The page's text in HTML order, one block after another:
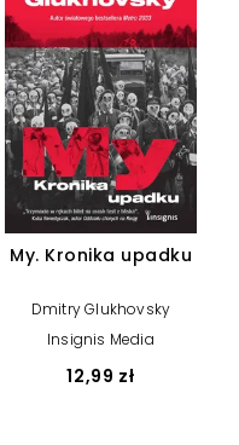
My. Kronika upadku
Dmitry Glukhovsky
Insignis Media
12,99 zł